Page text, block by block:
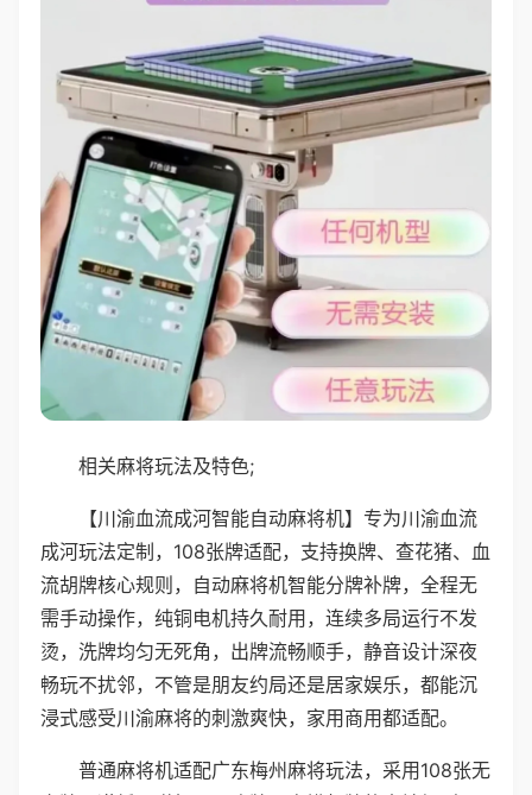
相关麻将玩法及特色;
【川渝血流成河智能自动麻将机】专为川渝血流
成河玩法定制，108张牌适配，支持换牌、查花猪、血
流胡牌核心规则，自动麻将机智能分牌补牌，全程无
需手动操作，纯铜电机持久耐用，连续多局运行不发
烫，洗牌均匀无死角，出牌流畅顺手，静音设计深夜
畅玩不扰邻，不管是朋友约局还是居家娱乐，都能沉
浸式感受川渝麻将的刺激爽快，家用商用都适配。
普通麻将机适配广东梅州麻将玩法，采用108张无